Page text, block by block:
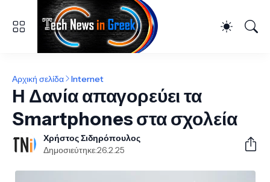
Αρχική σελίδα Internet
Η Δανία απαγορεύει τα
Smartphones στα σχολεία
Χρήστος Σιδηρόπουλος
Δημοσιεύτηκε:26.2.25